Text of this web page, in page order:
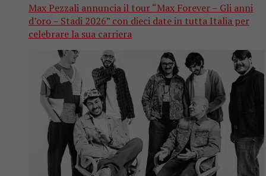
Max Pezzali annuncia il tour “Max Forever – Gli anni
d’oro – Stadi 2026” con dieci date in tutta Italia per
celebrare la sua carriera